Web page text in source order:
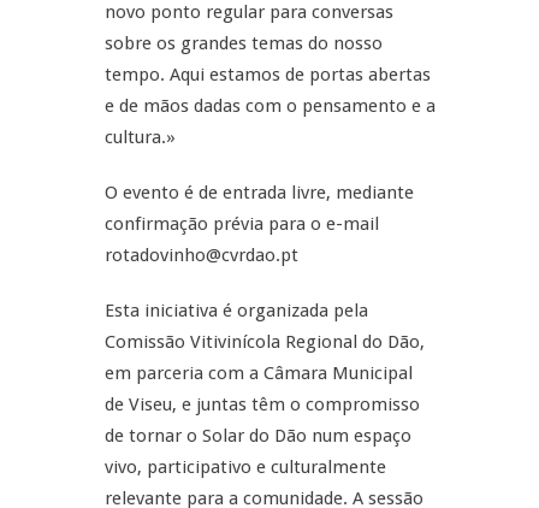
novo ponto regular para conversas
sobre os grandes temas do nosso
tempo. Aqui estamos de portas abertas
e de mãos dadas com o pensamento e a
cultura.»
O evento é de entrada livre, mediante
confirmação prévia para o e-mail
rotadovinho@cvrdao.pt
Esta iniciativa é organizada pela
Comissão Vitivinícola Regional do Dão,
em parceria com a Câmara Municipal
de Viseu, e juntas têm o compromisso
de tornar o Solar do Dão num espaço
vivo, participativo e culturalmente
relevante para a comunidade. A sessão